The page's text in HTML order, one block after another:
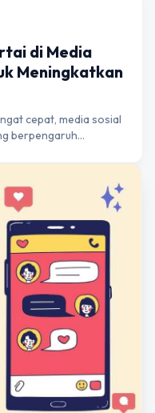
di Media
Meningkatkan
cepat, media sosial
berpengaruh…